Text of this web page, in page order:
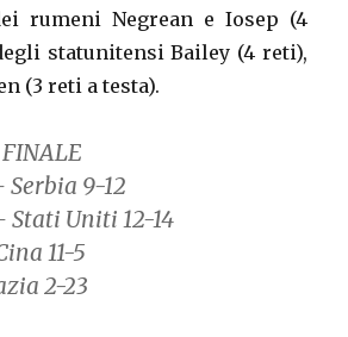
rumeni Negrean e Iosep (4
statunitensi Bailey (4 reti),
(3 reti a testa).
9-12
Stati Uniti 12-14
11-5
2-23